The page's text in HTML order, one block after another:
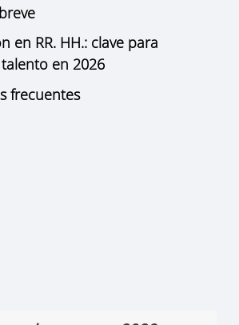
en RR. HH.: clave para
en 2026
frecuentes